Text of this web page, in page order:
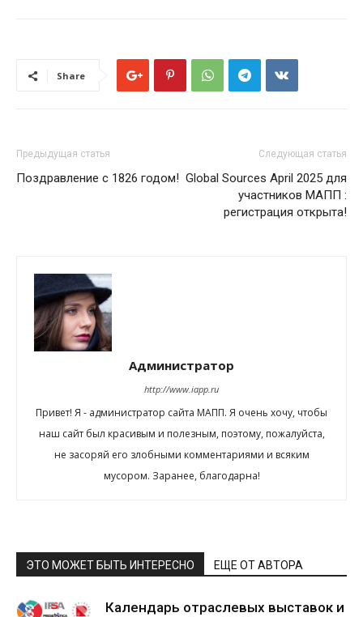
Share
Предыдущая статья
Поздравление с 1826 годом!
Следующая статья
Global Sources April 2025 для
участников МАПП :
регистрация открыта!
Администратор
http://www.iapp.ru
Привет! Я - администратор сайта МАПП. Я очень хочу, чтобы
наш сайт был красивым и полезным, поэтому, пожалуйста,
не засоряй его злобными комментариями и всяким
мусором. Заранее, благодарна!
ЭТО МОЖЕТ БЫТЬ ИНТЕРЕСНО ЕЩЕ ОТ АВТОРА
Календарь отраслевых выставок и